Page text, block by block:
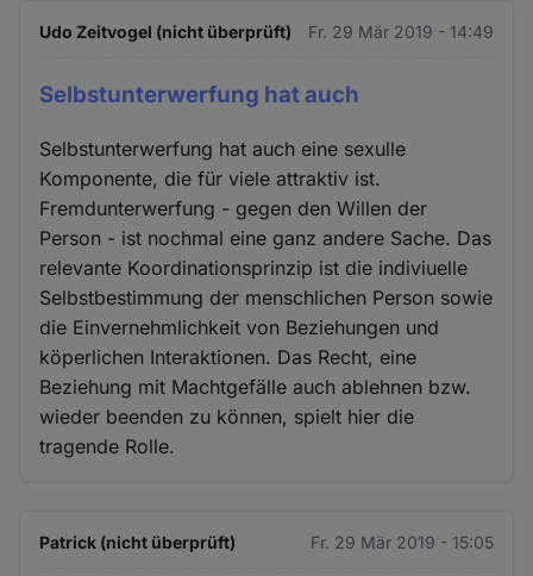
Udo Zeitvogel (nicht überprüft) Fr. 29 Mär 2019 - 14:49
Selbstunterwerfung hat auch
Selbstunterwerfung hat auch eine sexulle
Komponente, die für viele attraktiv ist.
Fremdunterwerfung - gegen den Willen der
Person - ist nochmal eine ganz andere Sache. Das
relevante Koordinationsprinzip ist die indiviuelle
Selbstbestimmung der menschlichen Person sowie
die Einvernehmlichkeit von Beziehungen und
köperlichen Interaktionen. Das Recht, eine
Beziehung mit Machtgefälle auch ablehnen bzw.
wieder beenden zu können, spielt hier die
tragende Rolle.
Patrick (nicht überprüft) Fr. 29 Mär 2019 - 15:05